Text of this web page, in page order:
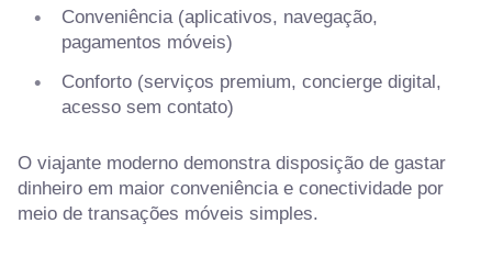
Conveniência (aplicativos, navegação,
pagamentos móveis)
Conforto (serviços premium, concierge digital,
acesso sem contato)
O viajante moderno demonstra disposição de gastar
dinheiro em maior conveniência e conectividade por
meio de transações móveis simples.